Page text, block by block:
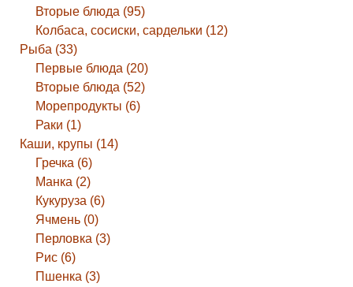
Вторые блюда (95)
Колбаса, сосиски, сардельки (12)
Рыба (33)
Первые блюда (20)
Вторые блюда (52)
Морепродукты (6)
Раки (1)
Каши, крупы (14)
Гречка (6)
Манка (2)
Кукуруза (6)
Ячмень (0)
Перловка (3)
Рис (6)
Пшенка (3)